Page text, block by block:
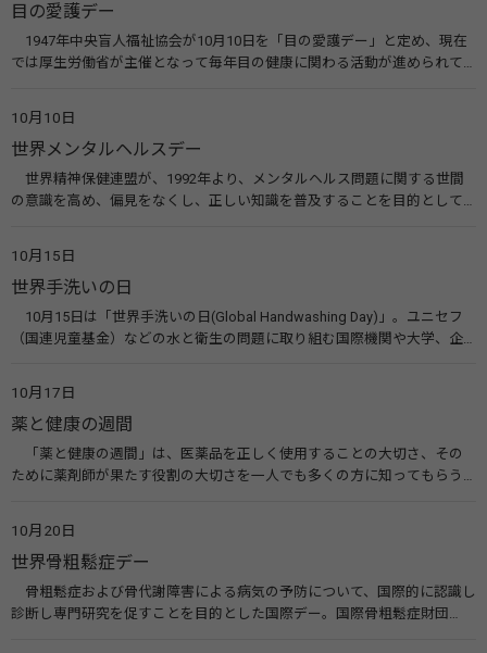
目の愛護デー
1947年中央盲人福祉協会が10月10日を「目の愛護デー」と定め、現在
では厚生労働省が主催となって毎年目の健康に関わる活動が進められて
会）
10月10日
世界メンタルヘルスデー
世界精神保健連盟が、1992年より、メンタルヘルス問題に関する世間
の意識を高め、偏見をなくし、正しい知識を普及することを目的として、
す。 関連リンク 世界メンタルヘルスデー（厚生労働省） 働く人のメンタ
ルヘルス・ポータルサイト「こころの耳」（厚生労働省）
10月15日
世界手洗いの日
10月15日は「世界手洗いの日(Global Handwashing Day)」。ユニセフ
（国連児童基金）などの水と衛生の問題に取り組む国際機関や大学、企
10月17日
薬と健康の週間
「薬と健康の週間」は、医薬品を正しく使用することの大切さ、その
ために薬剤師が果たす役割の大切さを一人でも多くの方に知ってもらう
伝えたい！薬との付き合い方」（保健指導リソースガイド）
10月20日
世界骨粗鬆症デー
骨粗鬆症および骨代謝障害による病気の予防について、国際的に認識し
診断し専門研究を促すことを目的とした国際デー。国際骨粗鬆症財団